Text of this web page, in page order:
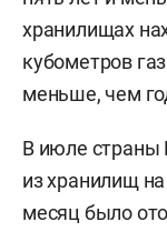
хранилищах
кубометров
меньше, чем
В июле страны
из хранилищ
месяц было